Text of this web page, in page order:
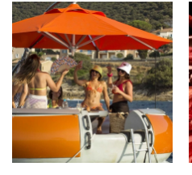
AGRANDIR